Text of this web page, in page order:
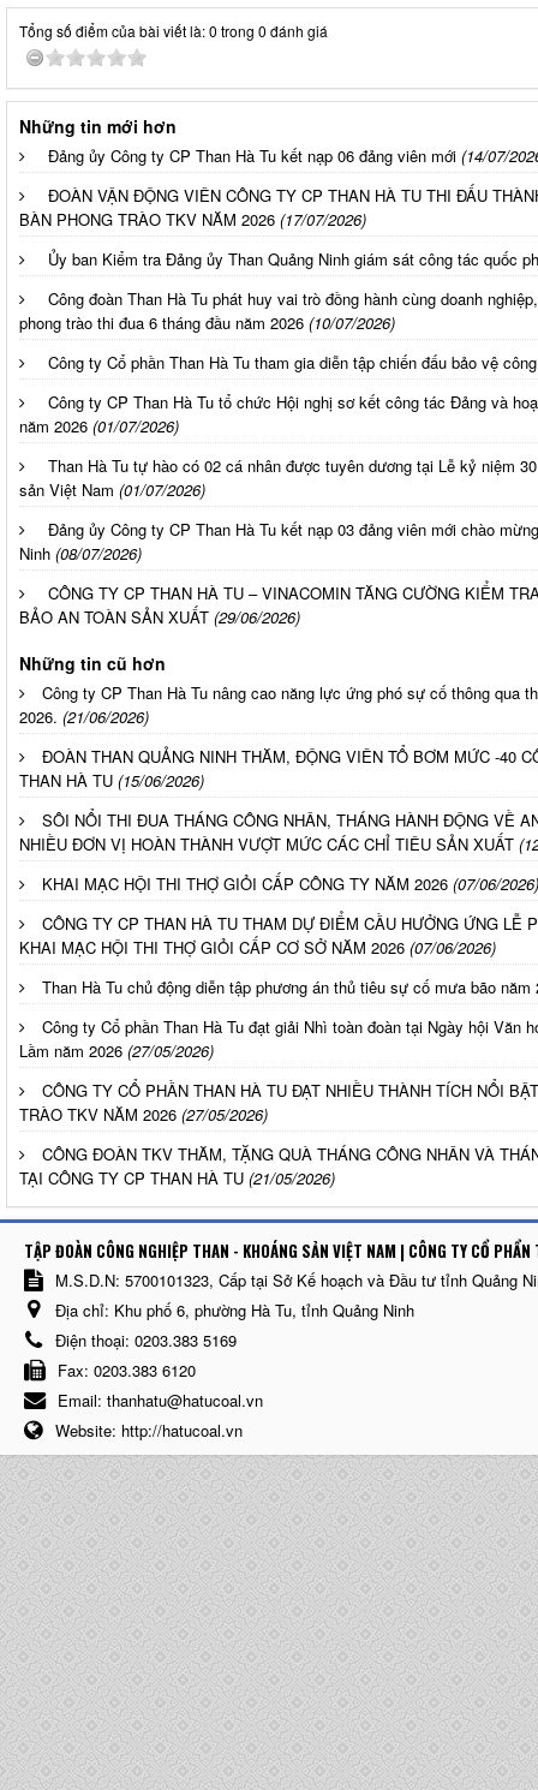
Tổng số điểm của bài viết là: 0 trong 0 đánh giá
Những tin mới hơn
Đảng ủy Công ty CP Than Hà Tu kết nạp 06 đảng viên mới (14/07/
ĐOÀN VẬN ĐỘNG VIÊN CÔNG TY CP THAN HÀ TU THI ĐẤU
BÀN PHONG TRÀO TKV NĂM 2026 (17/07/2026)
Ủy ban Kiểm tra Đảng ủy Than Quảng Ninh giám sát công tác quốc
Công đoàn Than Hà Tu phát huy vai trò đồng hành cùng doanh
phong trào thi đua 6 tháng đầu năm 2026 (10/07/2026)
Công ty Cổ phần Than Hà Tu tham gia diễn tập chiến đấu bảo vệ
Công ty CP Than Hà Tu tổ chức Hội nghị sơ kết công tác Đảng và
năm 2026 (01/07/2026)
Than Hà Tu tự hào có 02 cá nhân được tuyên dương tại Lễ kỷ niệm
sản Việt Nam (01/07/2026)
Đảng ủy Công ty CP Than Hà Tu kết nạp 03 đảng viên mới chào
Ninh (08/07/2026)
CÔNG TY CP THAN HÀ TU – VINACOMIN TĂNG CƯỜNG KIỂM
BẢO AN TOÀN SẢN XUẤT (29/06/2026)
Những tin cũ hơn
Công ty CP Than Hà Tu nâng cao năng lực ứng phó sự cố thông qua
2026. (21/06/2026)
ĐOÀN THAN QUẢNG NINH THĂM, ĐỘNG VIÊN TỔ BƠM MỨC -40
THAN HÀ TU (15/06/2026)
SÔI NỔI THI ĐUA THÁNG CÔNG NHÂN, THÁNG HÀNH ĐỘNG VỀ
NHIỀU ĐƠN VỊ HOÀN THÀNH VƯỢT MỨC CÁC CHỈ TIÊU SẢN XUẤT
KHAI MẠC HỘI THI THỢ GIỎI CẤP CÔNG TY NĂM 2026 (07/06/2026)
CÔNG TY CP THAN HÀ TU THAM DỰ ĐIỂM CẦU HƯỞNG ỨNG LỄ
KHAI MẠC HỘI THI THỢ GIỎI CẤP CƠ SỞ NĂM 2026 (07/06/2026)
Than Hà Tu chủ động diễn tập phương án thủ tiêu sự cố mưa bão năm
Công ty Cổ phần Than Hà Tu đạt giải Nhì toàn đoàn tại Ngày hội Văn
Lầm năm 2026 (27/05/2026)
CÔNG TY CỔ PHẦN THAN HÀ TU ĐẠT NHIỀU THÀNH TÍCH NỔI
TRÀO TKV NĂM 2026 (27/05/2026)
CÔNG ĐOÀN TKV THĂM, TẶNG QUÀ THÁNG CÔNG NHÂN VÀ
TẠI CÔNG TY CP THAN HÀ TU (21/05/2026)
TẬP ĐOÀN CÔNG NGHIỆP THAN - KHOÁNG SẢN VIỆT NAM | CÔNG TY CỔ
M.S.D.N: 5700101323, Cấp tại Sở Kế hoạch và Đầu tư tỉnh Quảng
Địa chỉ: Khu phố 6, phường Hà Tu, tỉnh Quảng Ninh
Điện thoại: 0203.383 5169
Fax: 0203.383 6120
Email: thanhatu@hatucoal.vn
Website: http://hatucoal.vn